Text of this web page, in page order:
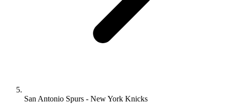
San Antonio Spurs - New York Knicks